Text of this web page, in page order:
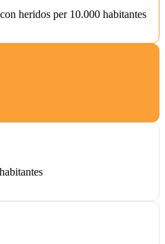
heridos per 10.000 habitantes